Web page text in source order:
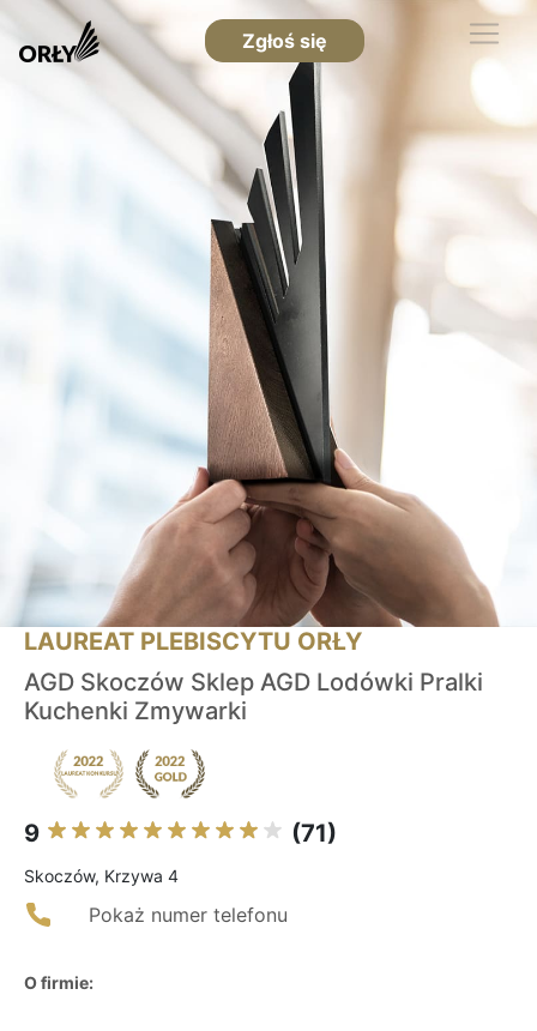
Zgłoś się
LAUREAT PLEBISCYTU ORŁY
AGD Skoczów Sklep AGD Lodówki Pralki
Kuchenki Zmywarki
9 (71)
Skoczów, Krzywa 4
Pokaż numer telefonu
O firmie: